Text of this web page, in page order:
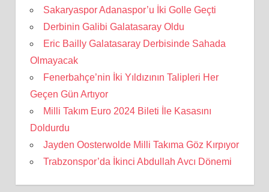
Sakaryaspor Adanaspor’u İki Golle Geçti
Derbinin Galibi Galatasaray Oldu
Eric Bailly Galatasaray Derbisinde Sahada
Olmayacak
Fenerbahçe’nin İki Yıldızının Talipleri Her
Geçen Gün Artıyor
Milli Takım Euro 2024 Bileti İle Kasasını
Doldurdu
Jayden Oosterwolde Milli Takıma Göz Kırpıyor
Trabzonspor’da İkinci Abdullah Avcı Dönemi